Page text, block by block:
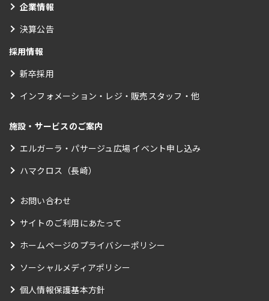
企業情報
決算公告
採用情報
新卒採用
インフォメーション・レジ・販売スタッフ・他
施設・サービスのご案内
エルガーラ・パサージュ広場 イベント申し込み
ハマクロス（長崎）
お問い合わせ
サイトのご利用にあたって
ホームページのプライバシーポリシー
ソーシャルメディアポリシー
個人情報保護基本方針